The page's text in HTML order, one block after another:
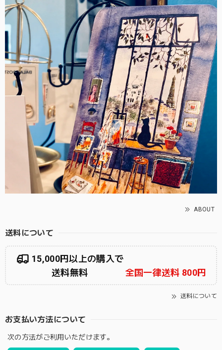
ABOUT
送料について
15,000円以上の購入で
送料無料
全国一律送料 800円
送料について
お支払い方法について
次の方法がご利用いただけます。